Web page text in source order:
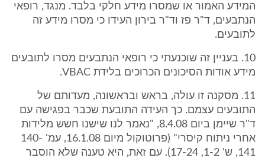
המידע האמור או שמסרו מידע חלקי בלבד. מנגד, רופאי
הנתבעים, ד"ר פז וד"ר בירון העידו כי מסרו מידע זה
לתובעים.
10. בעניין זה שוכנעתי כי רופאי הנתבעים מסרו לתובעים
מידע אודות הסיכונים הכרוכים בלידת VBAC.
11. מסקנה זו עולה, בראש ובראשונה, מעדותם של
התובעים עצמם. כך העידה התובעת שכבר בפגישה עם
ד"ר שיימן ביום 8.4.08, "נאמר לנו שישנו חשש מלידות
אחרי ניתוח קיסרי" (פרוטוקול מיום 16.1.08, עמ' 140-
141, ש' 1-2, 17-24). עם זאת, היא טענה שלא הוסבר